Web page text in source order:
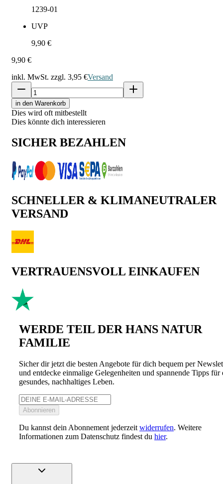
1239-01
UVP
9,90 €
9,90 €
inkl. MwSt. zzgl. 3,95 €Versand
in den Warenkorb
Dies wird oft mitbestellt
Dies könnte dich interessieren
SICHER BEZAHLEN
SCHNELLER & KLIMANEUTRALER
VERSAND
VERTRAUENSVOLL EINKAUFEN
WERDE TEIL DER HANS NATUR
FAMILIE
Sicher dir jetzt die besten Angebote für dich bequem per
und entdecke einmalige Gelegenheiten und spannende Tipps für
gesundes, nachhaltiges Leben.
Abonnieren
Du kannst dein Abonnement jederzeit widerrufen. Weitere
Informationen zum Datenschutz findest du hier.